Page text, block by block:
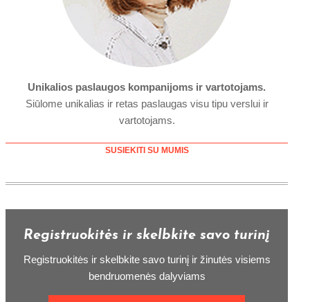
Unikalios paslaugos kompanijoms ir vartotojams.
Siūlome unikalias ir retas paslaugas visu tipu verslui ir
vartotojams.
SUSIEKITI SU MUMIS
Registruokitės ir skelbkite savo turinį
Registruokitės ir skelbkite savo turinį ir žinutės visiems
bendruomenės dalyviams